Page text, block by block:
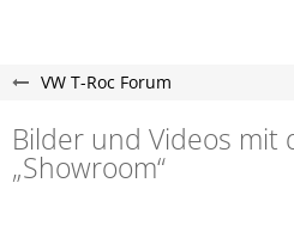
VW T-Roc Forum
Bilder und Videos mit
„Showroom“